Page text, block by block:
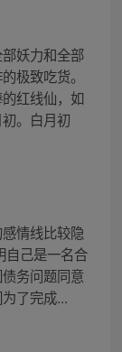
妖力和全部
极致吃货。
红线仙，如
。白月初
情线比较隐
自己是一名合
务问题同意
了完成...